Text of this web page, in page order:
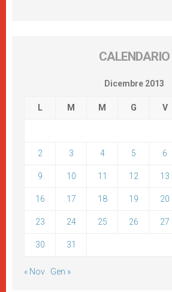
CALENDARIO
Dicembre 2013
L M M G V
2 3 4 5 6
9 10 11 12 13
16 17 18 19 20
23 24 25 26 27
30 31
« Nov Gen »